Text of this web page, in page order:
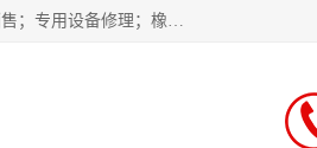
天津永腾气体销售有限公司成立于2020年，注册地位于天津市滨海新区。经营范围包括：专用化学产品销售；专用设备修理；橡胶制品销售；气体压缩机械销售；特种设备销售；仪器仪表销售；机械设备租赁；五金产品批发；食品添加剂销售等，主要供应：氧气、乙炔、氮气、氩气、氢气、氦气、液氨、液氮、一氧化碳、二氧化碳等，各种工业气体，高纯气体，食品级气体。